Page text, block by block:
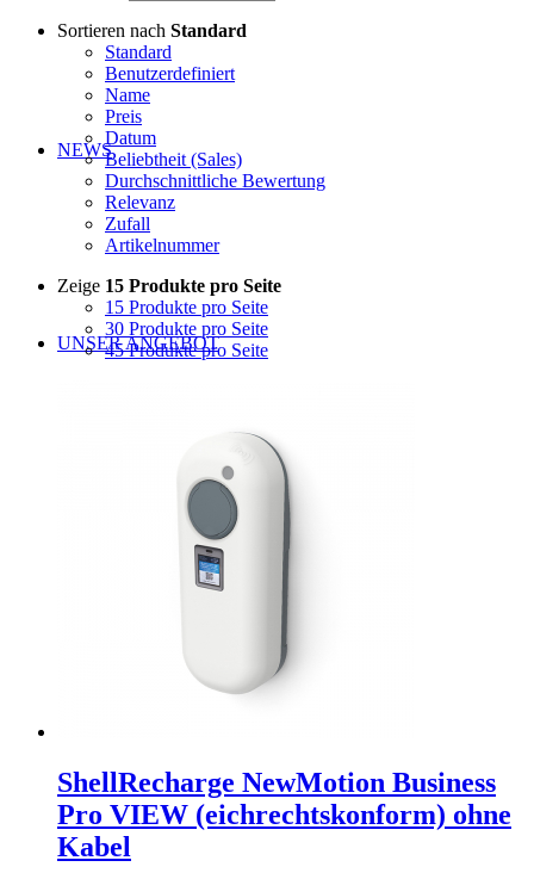
NEWS
UNSER ANGEBOT
Sortieren nach Standard
Standard
Benutzerdefiniert
Name
Preis
Datum
Beliebtheit (Sales)
Durchschnittliche Bewertung
Relevanz
Zufall
Artikelnummer
Zeige 15 Produkte pro Seite
15 Produkte pro Seite
30 Produkte pro Seite
45 Produkte pro Seite
ShellRecharge NewMotion Business
Pro VIEW (eichrechtskonform) ohne
Kabel